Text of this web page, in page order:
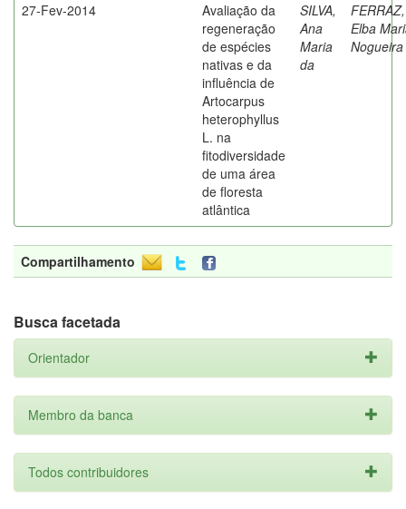
27-Fev-2014
Avaliação da
regeneração
de espécies
nativas e da
influência de
Artocarpus
heterophyllus
L. na
fitodiversidade
de uma área
de floresta
atlântica
SILVA,
Ana
Maria
da
FERRAZ,
Elba
Nogueira
Compartilhamento
Busca facetada
Orientador
Membro da banca
Todos contribuidores